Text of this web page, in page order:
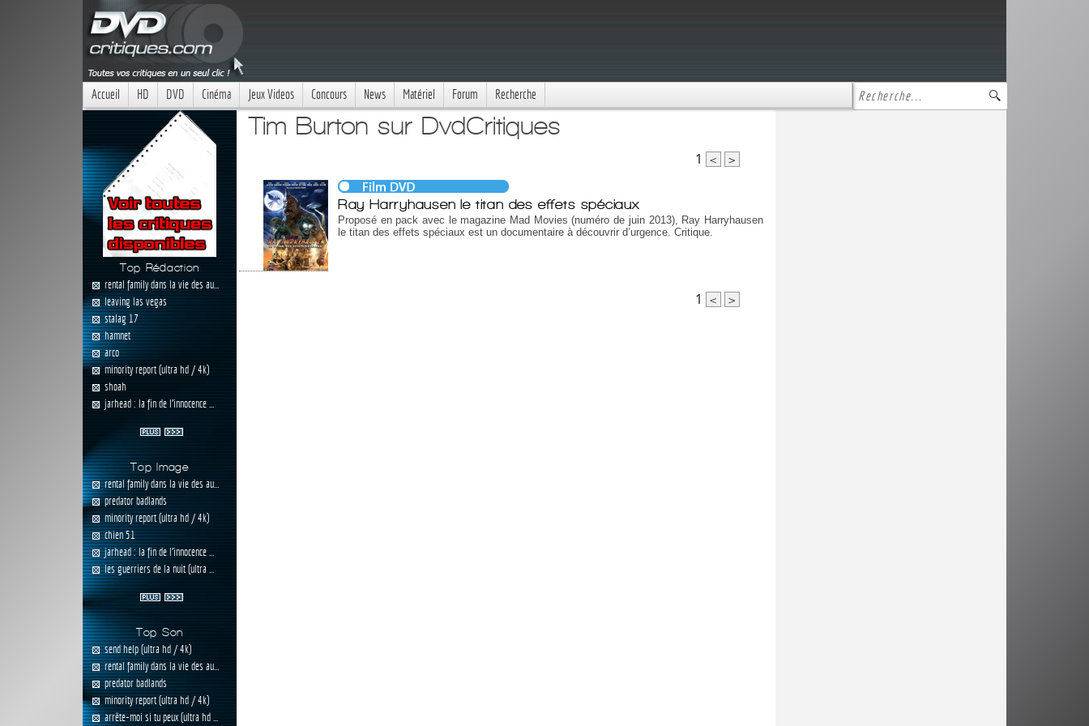
Accueil HD DVD Cinéma Jeux Videos Concours News Matériel Forum Recherche
Top Rédaction
rental family dans la vie des au...
leaving las vegas
stalag 17
hamnet
arco
minority report (ultra hd / 4k)
shoah
jarhead : la fin de l'innocence ...
Top Image
rental family dans la vie des au...
predator badlands
minority report (ultra hd / 4k)
chien 51
jarhead : la fin de l'innocence ...
les guerriers de la nuit (ultra ...
Top Son
send help (ultra hd / 4k)
rental family dans la vie des au...
predator badlands
minority report (ultra hd / 4k)
arrête-moi si tu peux (ultra hd ...
Tim Burton sur DvdCritiques
1 < >
Ray Harryhausen le titan des effets spéciaux
Proposé en pack avec le magazine Mad Movies (numéro de juin 2013), Ray Harryhausen
le titan des effets spéciaux est un documentaire à découvrir d’urgence. Critique.
1 < >